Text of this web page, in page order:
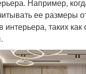
Например,
ее размеры
интерьера, таких как